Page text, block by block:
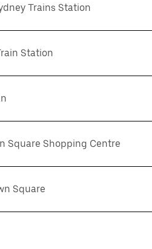
Trains Station
Station
Square Shopping Centre
Square